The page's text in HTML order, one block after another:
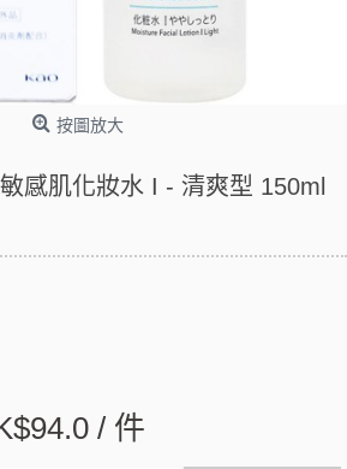
按圖放大
感肌化妝水 I - 清爽型 150ml
/ 件